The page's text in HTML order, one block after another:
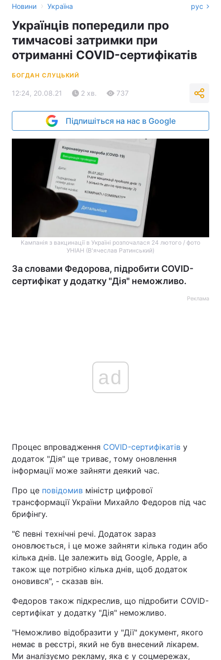
Новини › Україна рус
Українців попередили про
тимчасові затримки при
отриманні COVID-сертифікатів
БОГДАН СЛУЦЬКИЙ
12:24, 20.08.21 2 хв. 737
Підпишіться на нас в Google
Кампанія з вакцинації в Україні розпочалася 24 лютого / фото
УНІАН (В'ячеслав Ратинський)
За словами Федорова, підробити COVID-
сертифікат у додатку "Дія" неможливо.
Реклама
ad
Процес впровадження COVID-сертифікатів у
додаток "Дія" ще триває, тому оновлення
інформації може зайняти деякий час.
Про це повідомив міністр цифрової
трансформації України Михайло Федоров під час
брифінгу.
"Є певні технічні речі. Додаток зараз
оновлюється, і це може зайняти кілька годин або
кілька днів. Це залежить від Google, Apple, а
також ще потрібно кілька днів, щоб додаток
оновився", - сказав він.
Федоров також підкреслив, що підробити COVID-
сертифікат у додатку "Дія" неможливо.
"Неможливо відобразити у "Дії" документ, якого
немає в реєстрі, який не був внесений лікарем.
Ми аналізуємо рекламу, яка є у соцмережах,